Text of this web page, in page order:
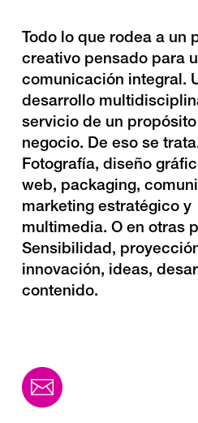
Todo lo que rodea a un
creativo pensado para
comunicación integral.
desarrollo
servicio de un
negocio. De eso se
Fotografía, diseño
web, packaging,
marketing estratégico y
multimedia. O en otras
Sensibilidad,
innovación, ideas,
contenido.